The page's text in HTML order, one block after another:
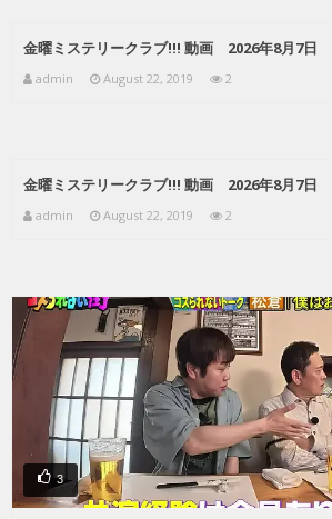
金曜ミステリークラブ!!! 動画 2026年8月7日
admin August 22, 2019 2
金曜ミステリークラブ!!! 動画 2026年8月7日
admin August 22, 2019 2
3